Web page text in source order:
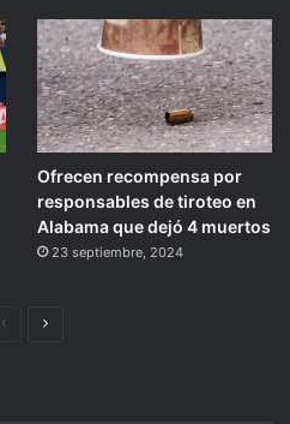
Ofrecen recompensa por
responsables de tiroteo en
Alabama que dejó 4 muertos
23 septiembre, 2024
PáginaSiguiente